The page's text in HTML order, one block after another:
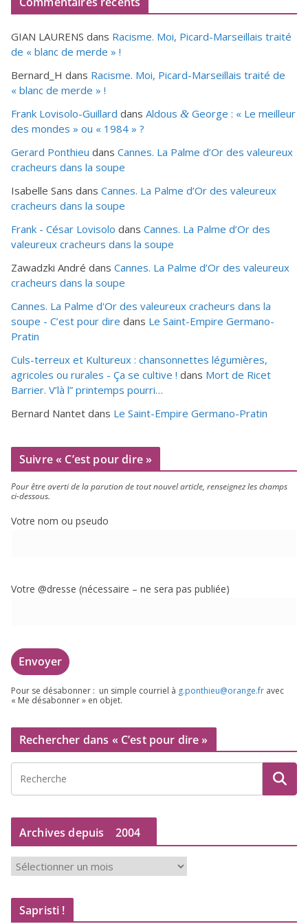
GIAN LAURENS dans Racisme. Moi, Picard-Marseillais traité
de « blanc de merde » !
Bernard_H dans Racisme. Moi, Picard-Marseillais traité de
« blanc de merde » !
Frank Lovisolo-Guillard dans Aldous & George : « Le meilleur
des mondes » ou « 1984 » ?
Gerard Ponthieu dans Cannes. La Palme d’Or des valeureux
cracheurs dans la soupe
Isabelle Sans dans Cannes. La Palme d’Or des valeureux
cracheurs dans la soupe
Frank - César Lovisolo dans Cannes. La Palme d’Or des
valeureux cracheurs dans la soupe
Zawadzki André dans Cannes. La Palme d’Or des valeureux
cracheurs dans la soupe
Cannes. La Palme d'Or des valeureux cracheurs dans la
soupe - C’est pour dire dans Le Saint-Empire Germano-
Pratin
Culs-terreux et Kultureux : chansonnettes légumières,
agricoles ou rurales - Ça se cultive ! dans Mort de Ricet
Barrier. V’là l” printemps pourri…
Bernard Nantet dans Le Saint-Empire Germano-Pratin
Suivre « C’est pour dire »
Pour être aver­ti de la paru­tion de tout nou­vel article, ren­sei­gnez les champs
ci-dessous.
Votre nom ou pseudo
Votre @dresse (néces­saire – ne sera pas publiée)
Pour se désa­bon­ner : un simple cour­riel à g.​ponthieu@​orange.​fr avec
« Me désa­bon­ner » en objet.
Rechercher dans « C’est pour dire »
Archives depuis 2004
c
Sapristi !